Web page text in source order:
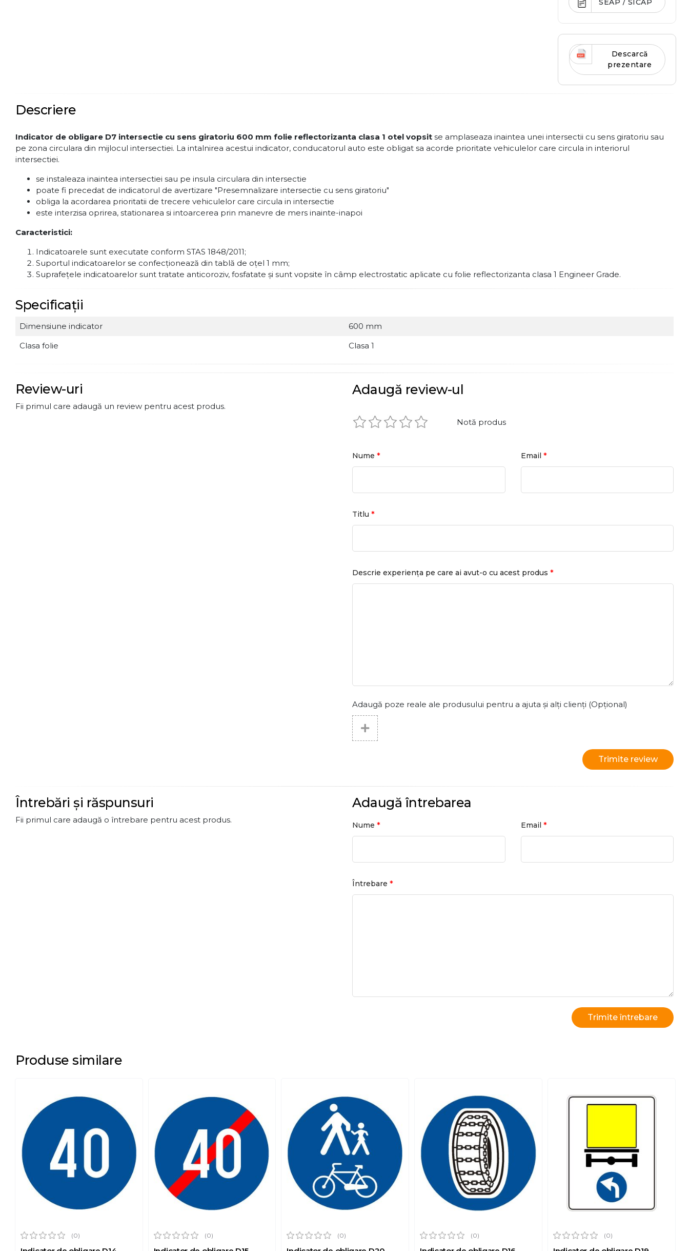
SEAP / SICAP
Descarcă
prezentare
Descriere
Indicator de obligare D7 intersectie cu sens giratoriu 600 mm folie reflectorizanta clasa 1 otel vopsit se amplaseaza inaintea unei intersectii cu sens giratoriu sau
pe zona circulara din mijlocul intersectiei. La intalnirea acestui indicator, conducatorul auto este obligat sa acorde prioritate vehiculelor care circula in interiorul
intersectiei.
se instaleaza inaintea intersectiei sau pe insula circulara din intersectie
poate fi precedat de indicatorul de avertizare "Presemnalizare intersectie cu sens giratoriu"
obliga la acordarea prioritatii de trecere vehiculelor care circula in intersectie
este interzisa oprirea, stationarea si intoarcerea prin manevre de mers inainte-inapoi
Caracteristici:
Indicatoarele sunt executate conform STAS 1848/2011;
Suportul indicatoarelor se confecţionează din tablă de oţel 1 mm;
Suprafeţele indicatoarelor sunt tratate anticoroziv, fosfatate şi sunt vopsite în câmp electrostatic aplicate cu folie reflectorizanta clasa 1 Engineer Grade.
Specificații
Dimensiune indicator
600 mm
Clasa folie
Clasa 1
Review-uri
Fii primul care adaugă un review pentru acest produs.
Adaugă review-ul
Notă produs
Nume * Email *
Titlu *
Descrie experiența pe care ai avut-o cu acest produs *
Adaugă poze reale ale produsului pentru a ajuta și alți clienți (Opțional)
Trimite review
Întrebări și răspunsuri
Fii primul care adaugă o întrebare pentru acest produs.
Adaugă întrebarea
Nume * Email *
Întrebare *
Produse similare
(0) (0) (0) (0) (0)